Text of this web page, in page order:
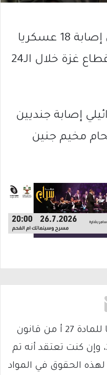
أعلن الجيش الإسرائيلي إصابة 18 عسكريا
في المعارك الدائرة في قطاع غزة خلال الـ24
إصابة جنديين
مخيم جنين
يتم الاستخدام المواد وفقًا للمادة 27 أ من قانون
حقوق التأليف والنشر 2007، وإن كنت تعتقد أنه تم
الحقوق في المواد